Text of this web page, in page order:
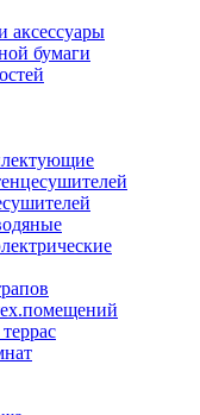
аксессуары
бумаги